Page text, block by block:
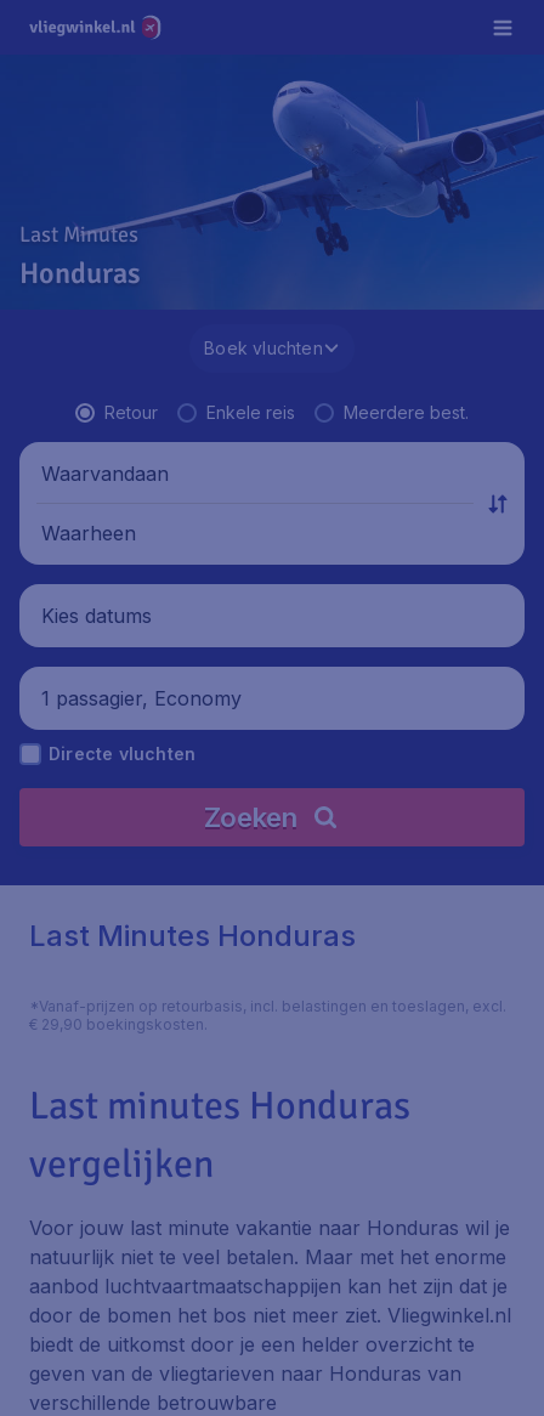
Last Minutes
Honduras
Boek vluchten
Retour Enkele reis Meerdere best.
Waarvandaan
Waarheen
Kies datums
1 passagier, Economy
Directe vluchten
Zoeken
Last Minutes Honduras
*Vanaf-prijzen op retourbasis, incl. belastingen en toeslagen, excl.
€ 29,90 boekingskosten.
Last minutes Honduras
vergelijken
Voor jouw last minute vakantie naar Honduras wil je
natuurlijk niet te veel betalen. Maar met het enorme
aanbod luchtvaartmaatschappijen kan het zijn dat je
door de bomen het bos niet meer ziet. Vliegwinkel.nl
biedt de uitkomst door je een helder overzicht te
geven van de vliegtarieven naar Honduras van
verschillende betrouwbare